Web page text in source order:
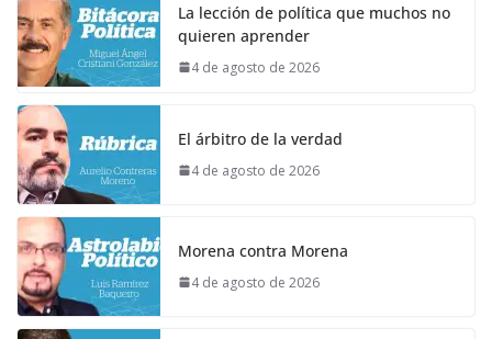
La lección de política que muchos no
quieren aprender
4 de agosto de 2026
El árbitro de la verdad
4 de agosto de 2026
Morena contra Morena
4 de agosto de 2026